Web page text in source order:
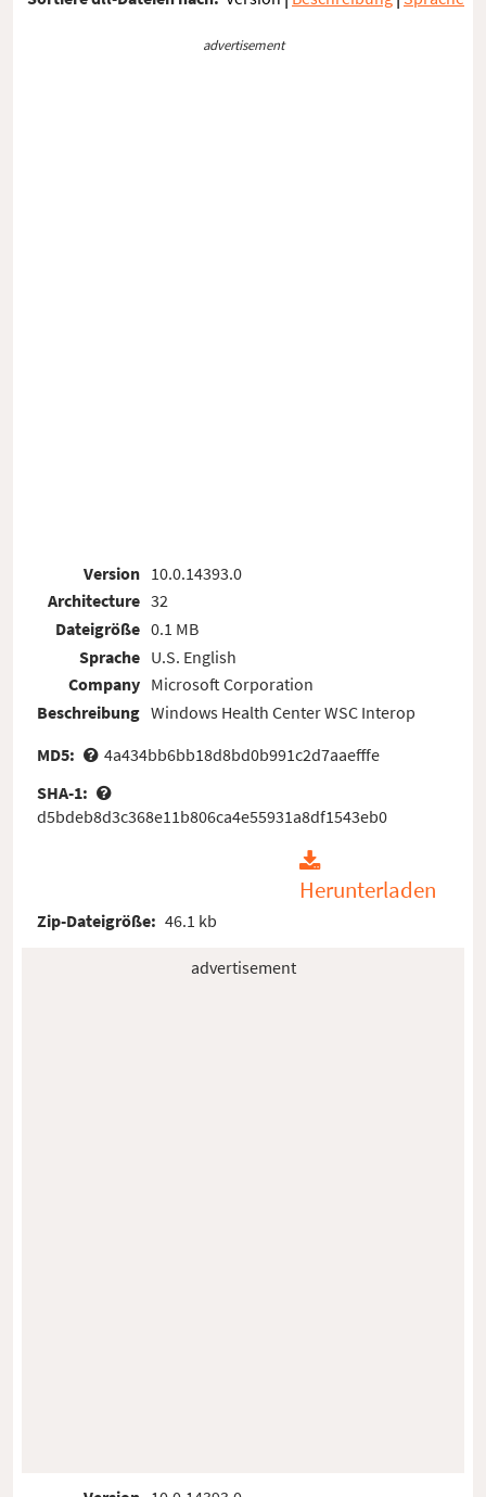
advertisement
Version
Architecture
Dateigröße
Sprache
Company
Beschreibung
10.0.14393.0
32
0.1 MB
U.S. English
Microsoft Corporation
Windows Health Center WSC Interop
MD5:
4a434bb6bb18d8bd0b991c2d7aaefffe
SHA-1:
d5bdeb8d3c368e11b806ca4e55931a8df1543eb0
Herunterladen
Zip-Dateigröße: 46.1 kb
advertisement